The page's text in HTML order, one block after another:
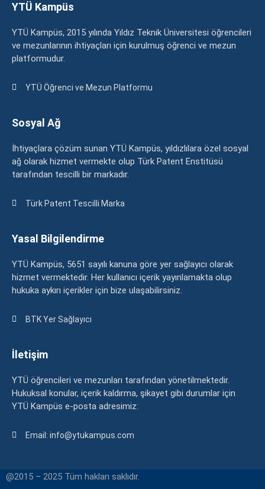
YTÜ Kampüs
YTÜ Kampüs, 2015 yılında Yıldız Teknik Üniversitesi öğrencileri
ve mezunlarının ihtiyaçları için kurulmuş öğrenci ve mezun
platformudur.
YTÜ Öğrenci ve Mezun Platformu
Sosyal Ağ
İhtiyaçlara çözüm sunan YTÜ Kampüs, yıldızlılara özel sosyal
ağ olarak hizmet vermekte olup Türk Patent Enstitüsü
tarafından tescilli bir markadır.
Türk Patent Tescilli Marka
Yasal Bilgilendirme
YTÜ Kampüs, 5651 sayılı kanuna göre yer sağlayıcı olarak
hizmet vermektedir. Her kullanıcı içerik yayınlamakta olup
hukuka aykırı içerikler için bize ulaşabilirsiniz.
BTK Yer Sağlayıcı
İletişim
YTÜ öğrencileri ve mezunları tarafından yönetilmektedir.
Hukuksal konular, içerik kaldırma, şikayet gibi durumlar için
YTÜ Kampüs e-posta adresimiz:
Email: info@ytukampus.com
@2015 – 2025 Tüm hakları saklıdır.